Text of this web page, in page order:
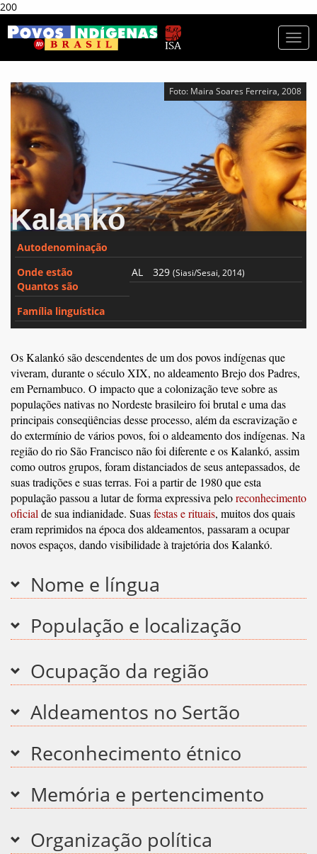
200
Foto: Maira Soares Ferreira, 2008
Kalankó
Autodenominação
Onde estão
Quantos são
AL 329(Siasi/Sesai, 2014)
Família linguística
Os Kalankó são descendentes de um dos povos indígenas que
viveram, durante o século XIX, no aldeamento Brejo dos Padres,
em Pernambuco. O impacto que a colonização teve sobre as
populações nativas no Nordeste brasileiro foi brutal e uma das
principais conseqüências desse processo, além da escravização e
do extermínio de vários povos, foi o aldeamento dos indígenas. Na
região do rio São Francisco não foi diferente e os Kalankó, assim
como outros grupos, foram distanciados de seus antepassados, de
suas tradições e suas terras. Foi a partir de 1980 que esta
população passou a lutar de forma expressiva peloreconhecimento
oficialde sua indianidade. Suasfestas e rituais, muitos dos quais
eram reprimidos na época dos aldeamentos, passaram a ocupar
novos espaços, dando visibilidade à trajetória dos Kalankó.
Nome e língua
População e localização
Ocupação da região
Aldeamentos no Sertão
Reconhecimento étnico
Memória e pertencimento
Organização política